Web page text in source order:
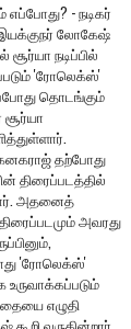
- நடிகர்
இயக்குநர் லோகேஷ்
நடிப்பில்
'ரோலெக்ஸ்'
தொடங்கும்
சூர்யா
தற்போது
திரைப்படத்தில்
அதனைத்
அவரது
'ரோலெக்ஸ்'
உருவாக்கப்படும்
எழுதி
வருகின்றார்.